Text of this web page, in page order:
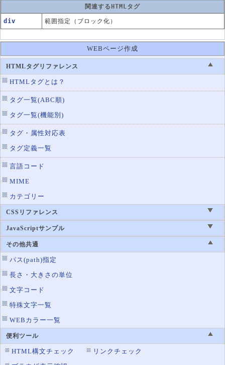
関連するHTMLタグ
div 範囲指定（ブロック化）
WEBページ作成
HTMLタグリファレンス
HTMLタグとは？
タグ一覧(ABC順)
タグ一覧(機能別)
タグ・属性対応表
タグ定義一覧
言語コード
MIME
カテゴリー
CSSリファレンス
JavaScriptサンプル
その他共通
パス(path)指定
長さ・大きさの単位
文字コード
特殊文字一覧
WEBカラー一覧
便利ツール
HTML構文チェック
リンクチェック